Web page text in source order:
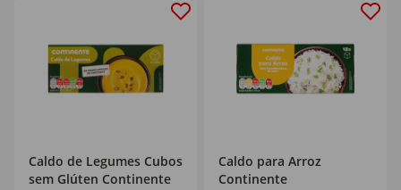
Caldo de Legumes Cubos
sem Glúten Continente
Caldo para Arroz
Continente